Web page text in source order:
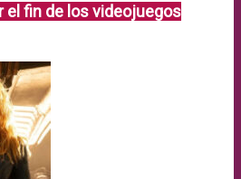
el fin de los videojuegos